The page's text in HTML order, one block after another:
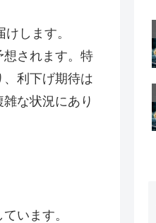
します。
されます。特
利下げ期待は
な状況にあり
います。